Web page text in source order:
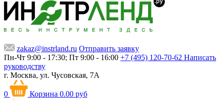
zakaz@instrland.ru Отправить заявку
Пн-Чт 9:00 - 17:30; Пт 9:00 - 16:00 +7 (495) 120-70-62 Написать
руководству
г. Москва, ул. Чусовская, 7А
0 Корзина 0.00 руб